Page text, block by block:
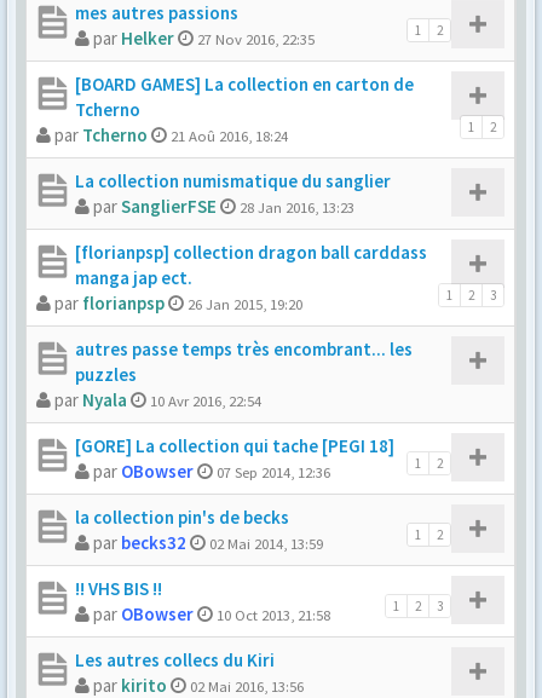
mes autres passions
1 2
par Helker 27 Nov 2016, 22:35
[BOARD GAMES] La collection en carton de
Tcherno
1 2
par Tcherno 21 Aoû 2016, 18:24
La collection numismatique du sanglier
parSanglierFSE 28 Jan 2016, 13:23
[florianpsp] collection dragon ball carddass
manga jap ect.
1 2 3
par florianpsp 26 Jan 2015, 19:20
autres passe temps très encombrant... les
puzzles
par Nyala 10 Avr 2016, 22:54
[GORE] La collection qui tache [PEGI 18]
1 2
par OBowser 07 Sep 2014, 12:36
la collection pin's de becks
1 2
par becks32 02 Mai 2014, 13:59
!! VHS BIS !!
1 2 3
par OBowser 10 Oct 2013, 21:58
Les autres collecs du Kiri
par kirito 02 Mai 2016, 13:56